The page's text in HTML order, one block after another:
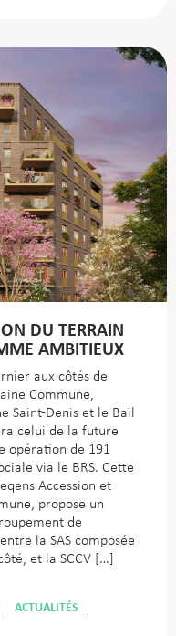
DU TERRAIN
AMBITIEUX
aux côtés de
Commune,
Saint-Denis et le Bail
celui de la future
opération de 191
via le BRS. Cette
Accession et
propose un
de
la SAS composée
et la SCCV […]
ACTUALITÉS